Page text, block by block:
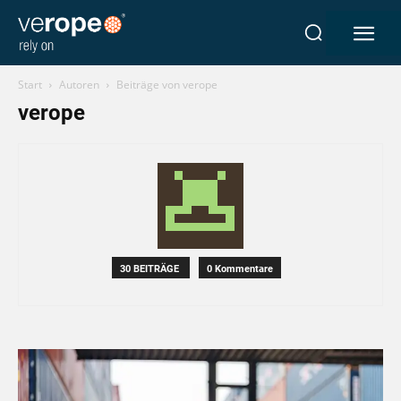
verostar 8
veropro 8
Start Autoren Beiträge von verope
verope
30 BEITRÄGE 0 Kommentare